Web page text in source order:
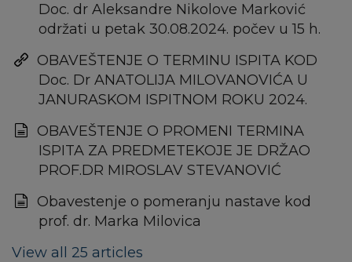
Doc. dr Aleksandre Nikolove Marković
održati u petak 30.08.2024. počev u 15 h.
OBAVEŠTENJE O TERMINU ISPITA KOD
Doc. Dr ANATOLIJA MILOVANOVIĆA U
JANURASKOM ISPITNOM ROKU 2024.
ОBAVEŠTENJE O PROMENI TERMINA
ISPITA ZA PREDMETEKOJE JE DRŽAO
PROF.DR MIROSLAV STEVANOVIĆ
Obavestenje o pomeranju nastave kod
prof. dr. Marka Milovica
View all 25 articles